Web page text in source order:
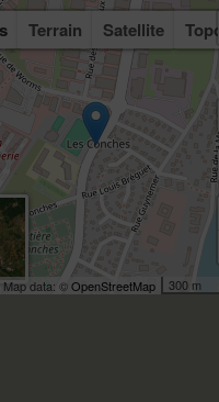
Terrain Satellite Topo
300 m
Map data: ©OpenStreetMap